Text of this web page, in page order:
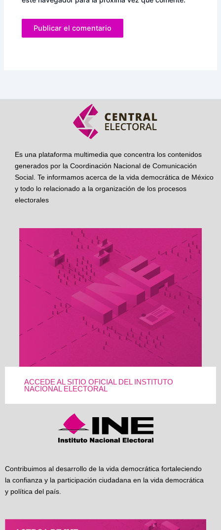
Es una plataforma multimedia que concentra los contenidos
generados por la Coordinación Nacional de Comunicación
Social. Te informamos acerca de la vida democrática de México
y todo lo relacionado a la organización de los procesos
electorales
ACCEDE AL SITIO OFICIAL DEL INSTITUTO
NACIONAL ELECTORAL
Contribuimos al desarrollo de la vida democrática fortaleciendo
la confianza y la participación ciudadana en la vida democrática
y política del país.